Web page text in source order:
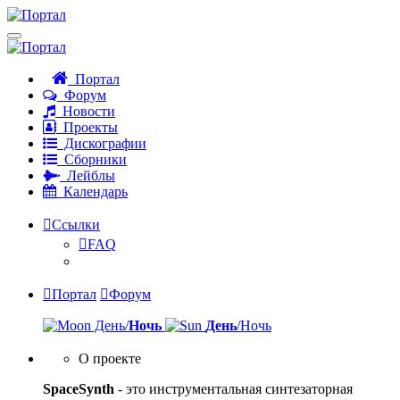
Портал
Форум
Новости
Проекты
Дискографии
Сборники
Лейблы
Календарь
Ссылки
FAQ
Портал Форум
День/Ночь День/Ночь
О проекте
SpaceSynth - это инструментальная синтезаторная